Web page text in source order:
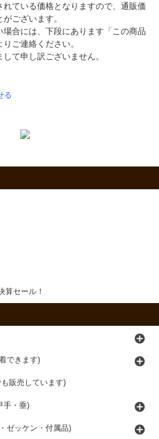
ている価格となりますので、通販価
ございます。
場合には、下段にあります「この商品
ご連絡ください。
て申し訳ございません。
る
算セール！
できます)
販売しています)
手・垂)
ゼッケン・付属品)